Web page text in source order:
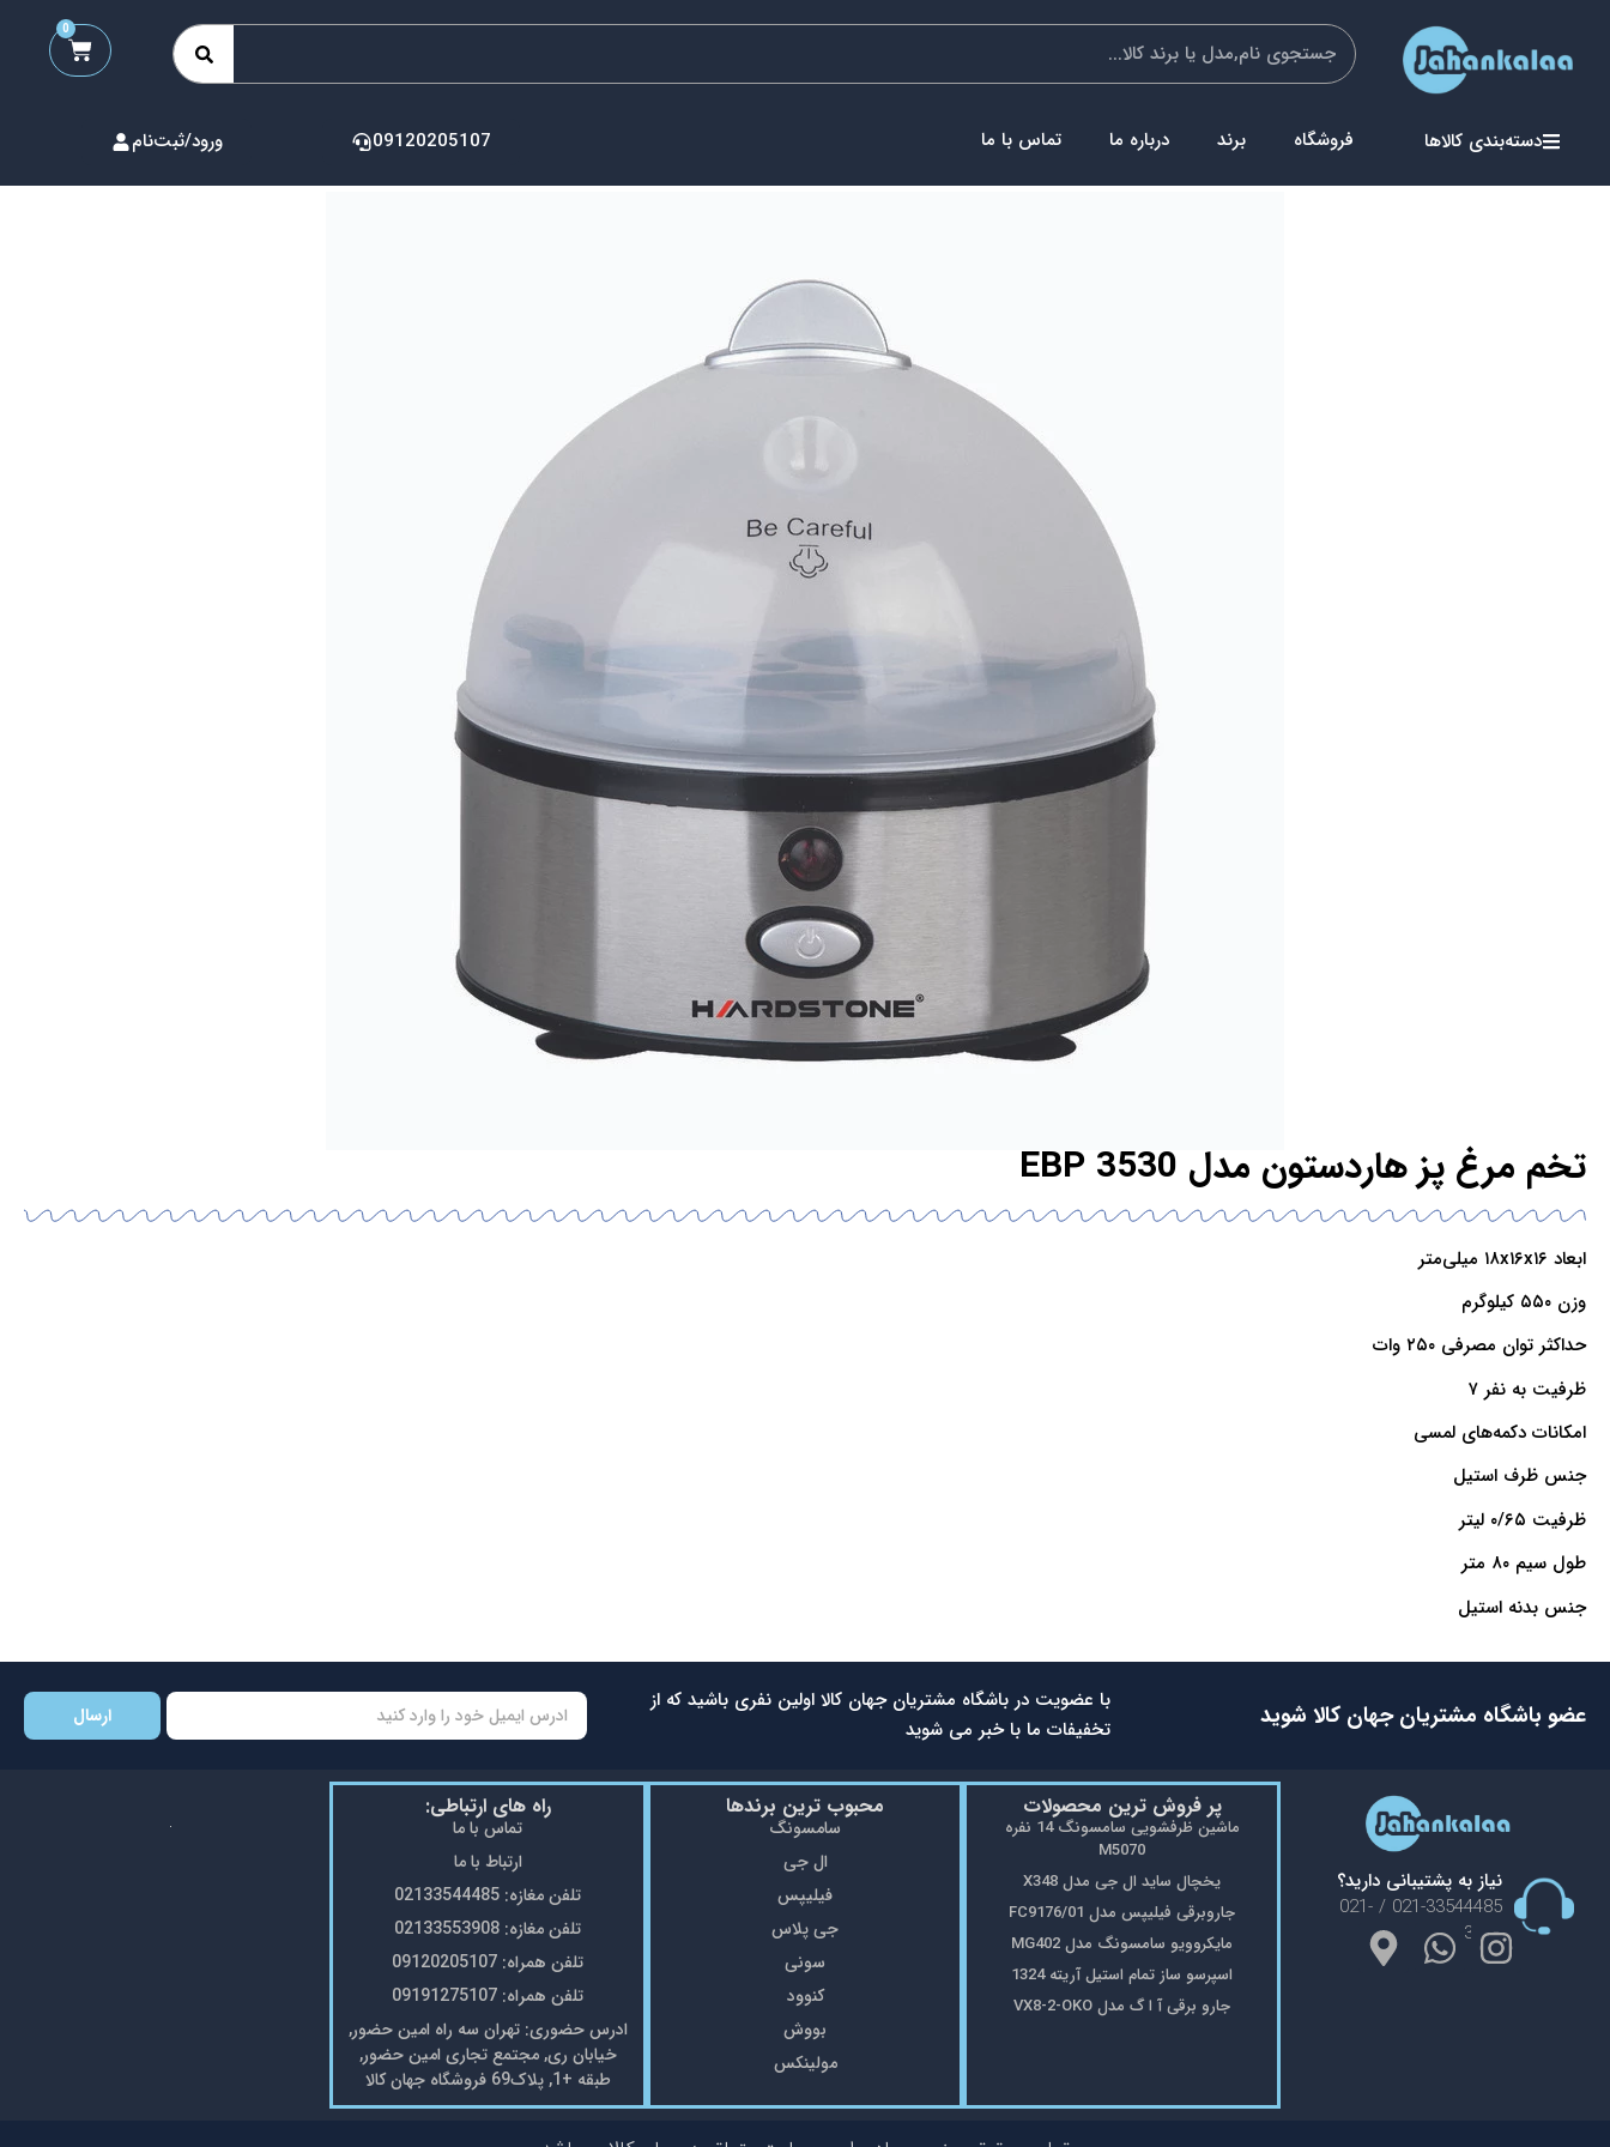
0
دسته‌بندی کالاها فروشگاه برند درباره ما تماس با ما 09120205107 ورود/ثبت‌نام
تخم مرغ پز هاردستون مدل EBP 3530
ابعاد ۱۸x۱۶x۱۶ میلی‌متر
وزن ۵۵۰ کیلوگرم
حداکثر توان مصرفی ۲۵۰ وات
ظرفیت به نفر ۷
امکانات دکمه‌های لمسی
جنس ظرف استیل
ظرفیت ۰/۶۵ لیتر
طول سیم ۸۰ متر
جنس بدنه استیل
عضو باشگاه مشتریان جهان کالا شوید
با عضویت در باشگاه مشتریان جهان کالا اولین نفری باشید که از
تخفیفات ما با خبر می شوید
ارسال
نیاز به پشتیبانی دارید؟
021-33544485 / 021-
33553908
پر فروش ترین محصولات
ماشین ظرفشویی سامسونگ 14 نفره
M5070
یخچال ساید ال جی مدل X348
جاروبرقی فیلیپس مدل FC9176/01
مایکروویو سامسونگ مدل MG402
اسپرسو ساز تمام استیل آریته 1324
جارو برقی آ ا گ مدل VX8-2-OKO
محبوب ترین برندها
سامسونگ
ال جی
فیلیپس
جی پلاس
سونی
کنوود
بووش
مولینکس
راه های ارتباطی:
تماس با ما
ارتباط با ما
تلفن مغازه: 02133544485
تلفن مغازه: 02133553908
تلفن همراه: 09120205107
تلفن همراه: 09191275107
ادرس حضوری: تهران سه راه امین حضور,
خیابان ری, مجتمع تجاری امین حضور,
طبقه +1, پلاک69 فروشگاه جهان کالا